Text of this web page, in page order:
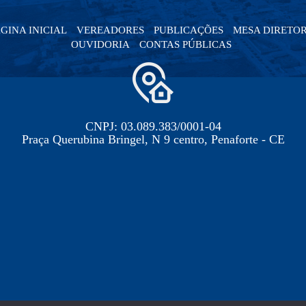
INICIAL VEREADORES PUBLICAÇÕES
MESA
OUVIDORIA
CONTAS PÚBLICAS
CNPJ: 03.089.383/0001-04
Praça Querubina Bringel, N 9 centro, Penaforte - CE